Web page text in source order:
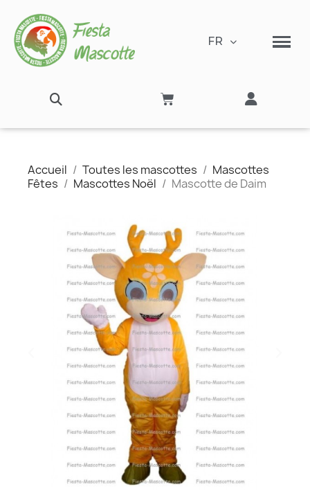
FR
Accueil Toutes les mascottes
Mascottes
Fêtes
Mascottes Noël Mascotte de Daim